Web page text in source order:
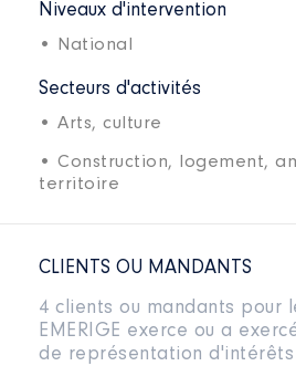
Niveaux d'intervention
• National
Secteurs d'activités
• Arts, culture
• Construction, logement,
territoire
CLIENTS OU MANDANTS
4 clients ou mandants pour
EMERIGE exerce ou a
de représentation d'intérêts